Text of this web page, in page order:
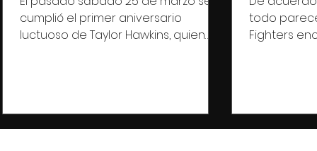
cumplió el primer aniversario
luctuoso de Taylor Hawkins, quien
todo
Fighters